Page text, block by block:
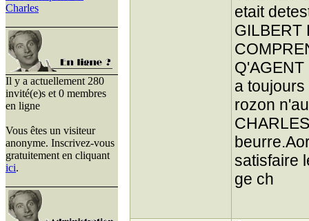
Charles
Il y a actuellement 280
invité(e)s et 0 membres
en ligne
Vous êtes un visiteur
anonyme. Inscrivez-vous
gratuitement en cliquant
ici.
etait
GILBERT
a
rozon
satisfaire
ge ch